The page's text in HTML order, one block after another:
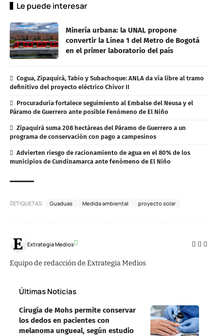
Le puede interesar
Minería urbana: la UNAL propone
convertir la Línea 1 del Metro de Bogotá
en el primer laboratorio del país
Cogua, Zipaquirá, Tabio y Subachoque: ANLA da vía libre al tramo
definitivo del proyecto eléctrico Chivor II
Procuraduría fortalece seguimiento al Embalse del Neusa y el
Páramo de Guerrero ante posible Fenómeno de El Niño
Zipaquirá suma 208 hectáreas del Páramo de Guerrero a un
programa de conservación con pago a campesinos
Advierten riesgo de racionamiento de agua en el 80% de los
municipios de Cundinamarca ante fenómeno de El Niño
ETIQUETAS: Guaduas Medida ambiental proyecto solar
Extrategia Medios
Equipo de redacción de Extrategia Medios
Últimas Noticias
Cirugía de Mohs permite conservar
los dedos en pacientes con
melanoma ungueal, según estudio